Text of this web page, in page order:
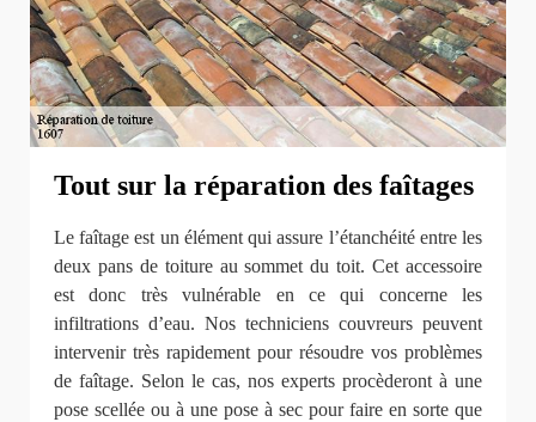
Tout sur la réparation des faîtages
Le faîtage est un élément qui assure l’étanchéité entre les
deux pans de toiture au sommet du toit. Cet accessoire
est donc très vulnérable en ce qui concerne les
infiltrations d’eau. Nos techniciens couvreurs peuvent
intervenir très rapidement pour résoudre vos problèmes
de faîtage. Selon le cas, nos experts procèderont à une
pose scellée ou à une pose à sec pour faire en sorte que